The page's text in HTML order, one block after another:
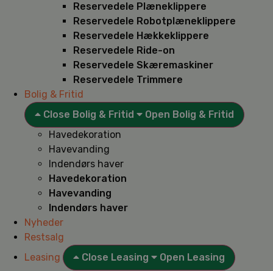
Reservedele Plæneklippere
Reservedele Robotplæneklippere
Reservedele Hækkeklippere
Reservedele Ride-on
Reservedele Skæremaskiner
Reservedele Trimmere
Bolig & Fritid
Close Bolig & Fritid
Open Bolig & Fritid
Havedekoration
Havevanding
Indendørs haver
Havedekoration
Havevanding
Indendørs haver
Nyheder
Restsalg
Leasing
Close Leasing
Open Leasing